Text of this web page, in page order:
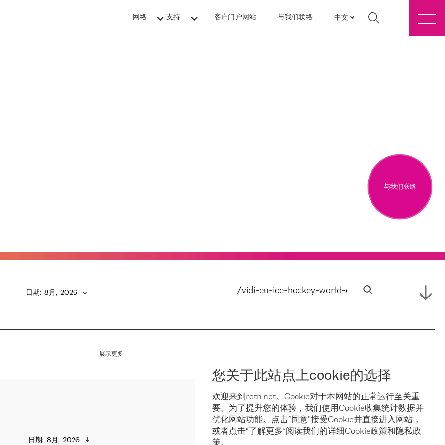
网络 支持 客户门户网站 与我们联络 中文
您关于此站点上cookie的选择
欢迎来到retn.net。Cookie对于本网站的正常运行至关重
要。为了提升您的体验，我们使用Cookie收集统计数据并
优化网站功能。点击“同意”接受Cookie并直接进入网站，
或者点击“了解更多”阅读我们的详细Cookie政策和隐私政
策。
与我们联络
日期: 8月,  2026
展示更多
日期: 8月,  2026